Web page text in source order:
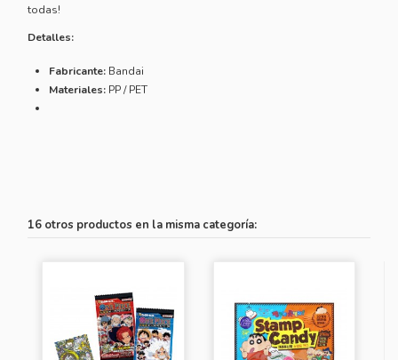
todas!
Detalles:
Fabricante: Bandai
Materiales: PP / PET
16 otros productos en la misma categoría: